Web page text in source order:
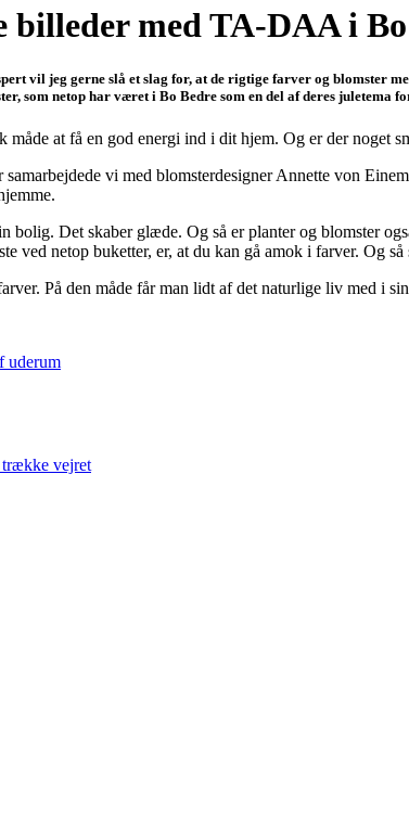
billeder med TA-DAA i
vil jeg gerne slå et slag for, at de rigtige farver og blomster
som netop har været i Bo Bedre som en del af deres juletema
at få en god energi ind i dit hjem. Og er der noget
vi med blomsterdesigner Annette von
Det skaber glæde. Og så er planter og blomster
ved netop buketter, er, at du kan gå amok i farver. Og
På den måde får man lidt af det naturlige liv med i
uderum
trække vejret